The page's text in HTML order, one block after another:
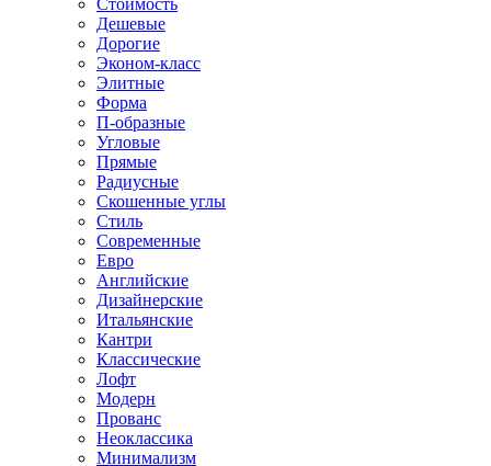
Стоимость
Дешевые
Дорогие
Эконом-класс
Элитные
Форма
П-образные
Угловые
Прямые
Радиусные
Скошенные углы
Стиль
Современные
Евро
Английские
Дизайнерские
Итальянские
Кантри
Классические
Лофт
Модерн
Прованс
Неоклассика
Минимализм